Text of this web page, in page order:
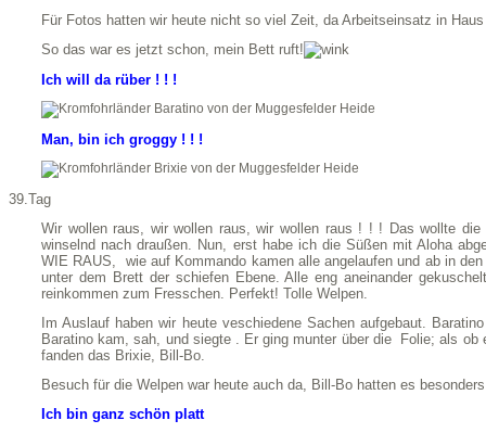
Für Fotos hatten wir heute nicht so viel Zeit, da Arbeitseinsatz in
So das war es jetzt schon, mein Bett ruft!
Ich will da rüber ! ! !
Man, bin ich groggy ! ! !
39.Tag
Wir wollen raus, wir wollen raus, wir wollen raus ! ! ! Das wollte
winselnd nach draußen. Nun, erst habe ich die Süßen mit Aloha
WIE RAUS, wie auf Kommando kamen alle angelaufen und ab in
unter dem Brett der schiefen Ebene. Alle eng aneinander
reinkommen zum Fresschen. Perfekt! Tolle Welpen.
Im Auslauf haben wir heute veschiedene Sachen aufgebaut.
Baratino kam, sah, und siegte . Er ging munter über die Folie; als
fanden das Brixie, Bill-Bo.
Besuch für die Welpen war heute auch da, Bill-Bo hatten es
Ich bin ganz schön platt